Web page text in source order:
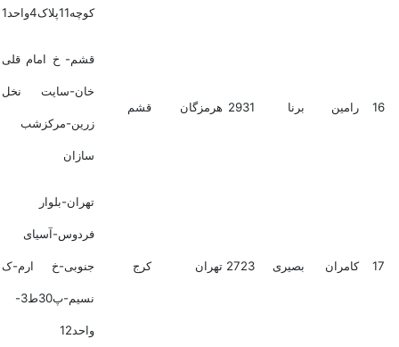
کوچه11پلاک4واحد1
16 رامین برنا 2931 هرمزگان قشم
قشم- خ امام قلی
خان-سایت نخل
زرین-مرکزشب
سازان
17 کامران بصیری 2723 تهران کرج
تهران-بلوار
فردوس-آسیای
جنوبی-خ ارم-ک
نسیم-پ30ط3-
واحد12